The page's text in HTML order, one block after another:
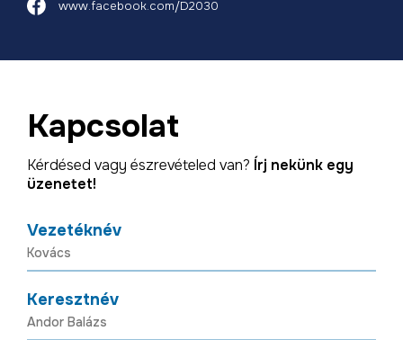
www.facebook.com/D2030
Kapcsolat
Kérdésed vagy észrevételed van? Írj nekünk egy
üzenetet!
Vezetéknév
Keresztnév